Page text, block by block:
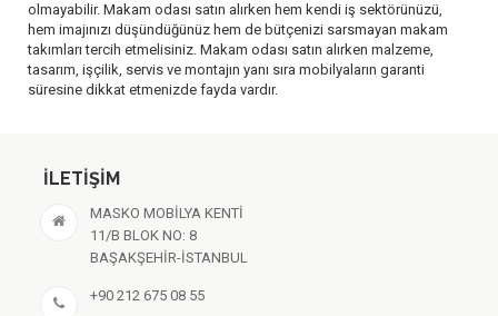
olmayabilir. Makam odası satın alırken hem kendi iş sektörünüzü,
hem imajınızı düşündüğünüz hem de bütçenizi sarsmayan makam
takımları tercih etmelisiniz. Makam odası satın alırken malzeme,
tasarım, işçilik, servis ve montajın yanı sıra mobilyaların garanti
süresine dikkat etmenizde fayda vardır.
İLETIŞIM
MASKO MOBİLYA KENTİ
11/B BLOK NO: 8
BAŞAKŞEHİR-İSTANBUL
+90 212 675 08 55